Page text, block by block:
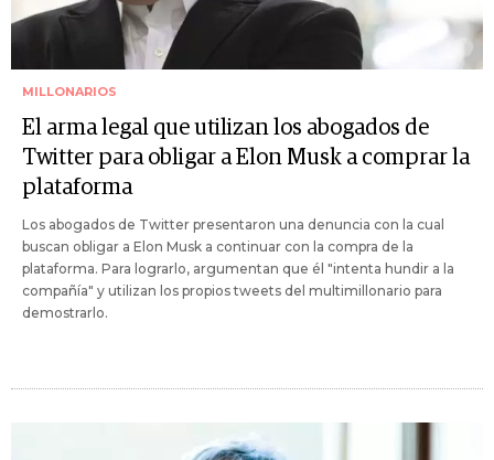
MILLONARIOS
El arma legal que utilizan los abogados de
Twitter para obligar a Elon Musk a comprar la
plataforma
Los abogados de Twitter presentaron una denuncia con la cual
buscan obligar a Elon Musk a continuar con la compra de la
plataforma. Para lograrlo, argumentan que él "intenta hundir a la
compañía" y utilizan los propios tweets del multimillonario para
demostrarlo.